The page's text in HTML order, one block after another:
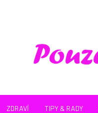
ZDRAVÍ TIPY & RADY